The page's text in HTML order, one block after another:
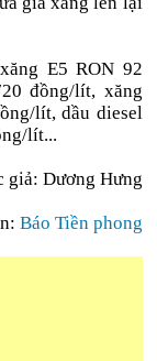
E5 RON 92
đồng/lít, xăng
lít, dầu diesel
lít...
giả: Dương Hưng
Báo Tiền phong